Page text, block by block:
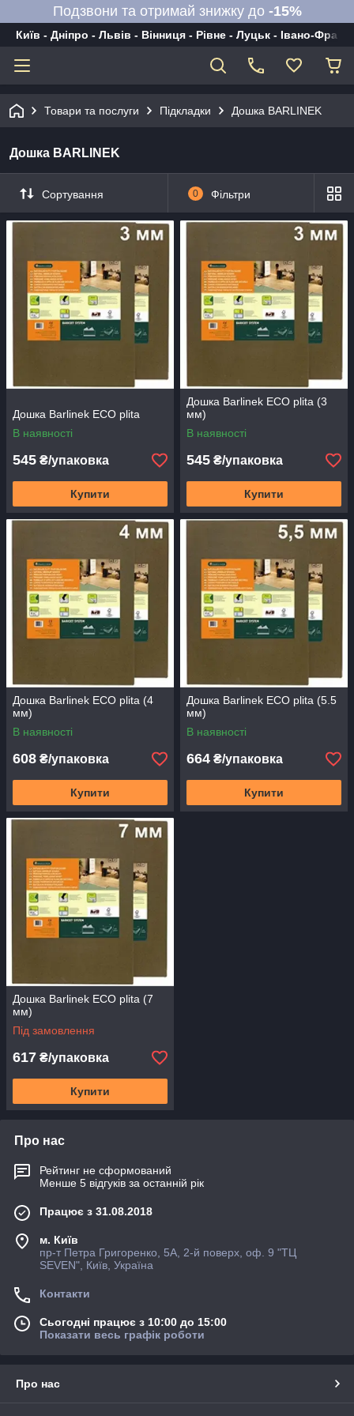
Подзвони та отримай знижку до -15%
Київ - Дніпро - Львів - Вінниця - Рівне - Луцьк - Івано-
Товари та послуги Підкладки Дошка BARLINEK
Дошка BARLINEK
Сортування 0 Фільтри
Дошка Barlinek ECO plita
В наявності
545 ₴/упаковка
Купити
Дошка Barlinek ECO plita (3
мм)
В наявності
545 ₴/упаковка
Купити
Дошка Barlinek ECO plita (4
мм)
В наявності
608 ₴/упаковка
Купити
Дошка Barlinek ECO plita (5.5
мм)
В наявності
664 ₴/упаковка
Купити
Дошка Barlinek ECO plita (7
мм)
Під замовлення
617 ₴/упаковка
Купити
Про нас
Рейтинг не сформований
Менше 5 відгуків за останній рік
Працює з 31.08.2018
м. Київ
пр-т Петра Григоренко, 5А, 2-й поверх, оф. 9 "ТЦ
SEVEN", Київ, Україна
Контакти
Сьогодні працює з 10:00 до 15:00
Показати весь графік роботи
Про нас